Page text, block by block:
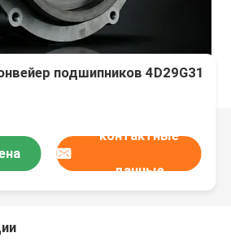
подшипников 4D29G31
контактные
данные